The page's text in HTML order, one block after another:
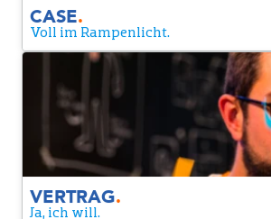
CASE.
Voll im Rampenlicht.
VERTRAG.
Ja, ich will.
Yes! Wir sind ein Match. Du
uns. Nur noch unterschreiben und